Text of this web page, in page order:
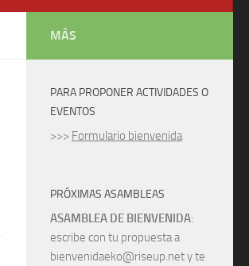
MÁS
PARA PROPONER ACTIVIDADES O
EVENTOS
>>> Formulario bienvenida
PRÓXIMAS ASAMBLEAS
ASAMBLEA DE BIENVENIDA:
escribe con tu propuesta a
bienvenidaeko@riseup.net y te